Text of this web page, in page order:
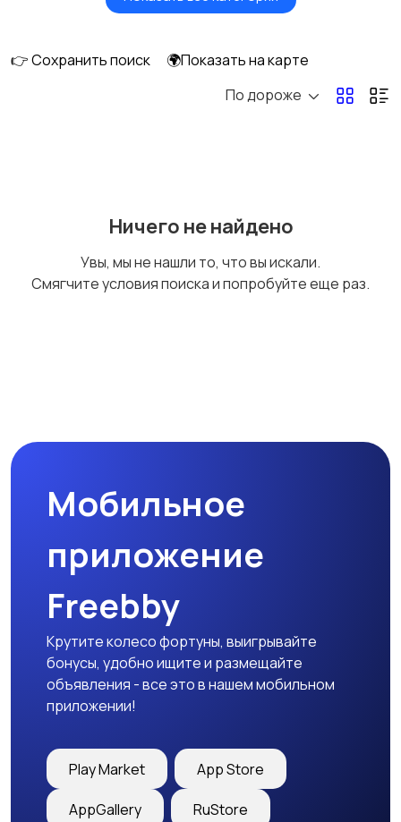
Оформление
👉 Сохранить поиск
🌍Показать на карте
По дороже
Ничего не найдено
Увы, мы не нашли то, что вы искали.
Смягчите условия поиска и попробуйте еще раз.
Мобильное
приложение
Freebby
Крутите колесо фортуны, выигрывайте
бонусы, удобно ищите и размещайте
объявления - все это в нашем мобильном
приложении!
Play Market App Store
AppGallery RuStore